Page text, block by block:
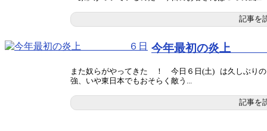
記事を
今年最初の炎
また奴らがやってきた ！ 今日６日(土) は久しぶり
強、いや東日本でもおそらく敵う...
記事を